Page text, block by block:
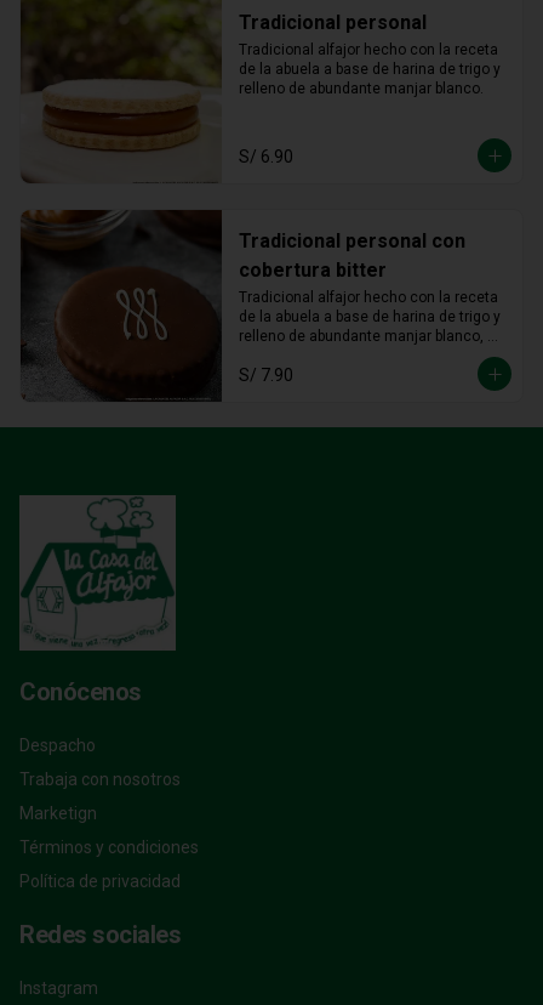
Tradicional personal
Tradicional alfajor hecho con la receta
de la abuela a base de harina de trigo y
relleno de abundante manjar blanco.
S/ 6.90
Tradicional personal con
cobertura bitter
Tradicional alfajor hecho con la receta
de la abuela a base de harina de trigo y
relleno de abundante manjar blanco,
S/ 7.90
Conócenos
Despacho
Trabaja con nosotros
Marketign
Términos y condiciones
Política de privacidad
Redes sociales
Instagram